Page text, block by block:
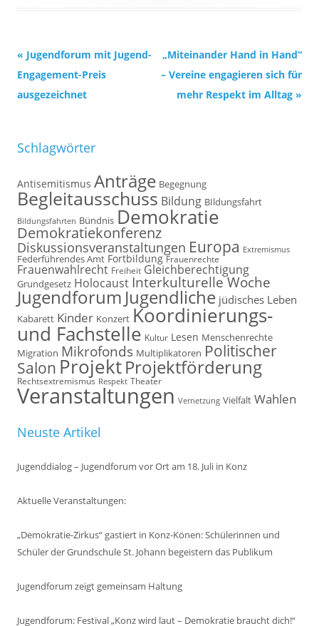
Beitrags-
Navigation
« Jugendforum mit Jugend-
Engagement-Preis
ausgezeichnet
„Miteinander Hand in Hand“
– Vereine engagieren sich für
mehr Respekt im Alltag »
Schlagwörter
Antisemitismus Anträge Begegnung
Begleitausschuss Bildung BIldungsfahrt
Bildungsfahrten Bündnis Demokratie
Demokratiekonferenz
Diskussionsveranstaltungen Europa Extremismus
Federführendes Amt Fortbildung Frauenrechte
Frauenwahlrecht Freiheit Gleichberechtigung
Grundgesetz Holocaust Interkulturelle Woche
Jugendforum Jugendliche jüdisches Leben
Kabarett Kinder Konzert Koordinierungs-
und Fachstelle Kultur Lesen Menschenrechte
Migration Mikrofonds Multiplikatoren Politischer
Salon ProjektProjektförderung
Rechtsextremismus Respekt Theater
Veranstaltungen Vernetzung Vielfalt Wahlen
Neuste Artikel
Jugenddialog – Jugendforum vor Ort am 18. Juli in Konz
Aktuelle Veranstaltungen:
„Demokratie-Zirkus“ gastiert in Konz-Könen: Schülerinnen und
Schüler der Grundschule St. Johann begeistern das Publikum
Jugendforum zeigt gemeinsam Haltung
Jugendforum: Festival „Konz wird laut – Demokratie braucht dich!“